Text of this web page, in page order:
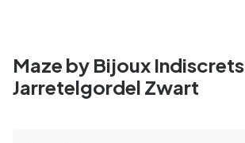
Maze by Bijoux Indiscrets
Jarretelgordel Zwart